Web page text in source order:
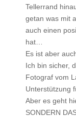
Tellerrand
getan was mit
auch einen
hat…
Es ist aber
Ich bin sicher,
Fotograf vom
Unterstützung
Aber es geht
SONDERN